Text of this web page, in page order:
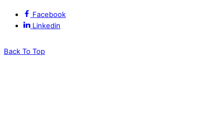
Facebook
Linkedin
Back To Top